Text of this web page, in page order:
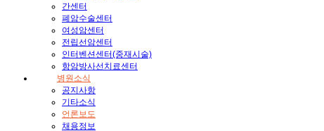
간센터
폐암수술센터
여성암센터
전립선암센터
인터벤션센터(중재시술)
항암방사선치료센터
병원소식
공지사항
기타소식
언론보도
채용정보